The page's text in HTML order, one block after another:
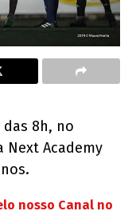
8h, no
Next Academy
nosso Canal no